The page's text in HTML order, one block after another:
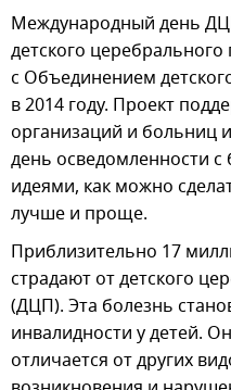
Международный день
детского
с Объединением
в 2014 году. Проект
организаций и больниц
день осведомленности
идеями, как можно
лучше и проще.
Приблизительно 17
страдают от детского
(ДЦП). Эта болезнь
инвалидности у детей.
отличается от других